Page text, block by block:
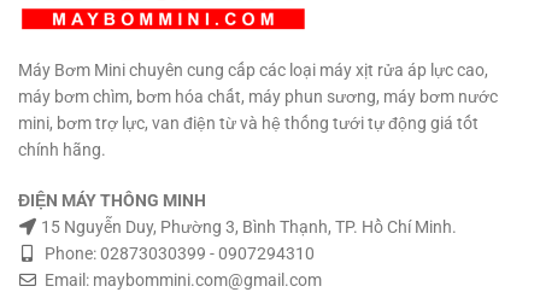
Máy Bơm Mini chuyên cung cấp các loại máy xịt rửa áp lực cao,
máy bơm chìm, bơm hóa chất, máy phun sương, máy bơm nước
mini, bơm trợ lực, van điện từ và hệ thống tưới tự động giá tốt
chính hãng.
ĐIỆN MÁY THÔNG MINH
15 Nguyễn Duy, Phường 3, Bình Thạnh, TP. Hồ Chí Minh.
Phone: 02873030399 - 0907294310
Email: maybommini.com@gmail.com